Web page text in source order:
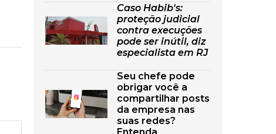
Caso Habib's:
proteção judicial
contra execuções
pode ser inútil, diz
especialista em RJ
Seu chefe pode
obrigar você a
compartilhar posts
da empresa nas
suas redes?